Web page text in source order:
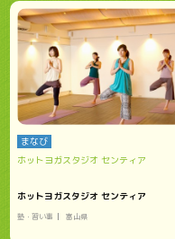
まなび
ホットヨガスタジオ センティア
ホットヨガスタジオ センティア
塾・習い事 富山県